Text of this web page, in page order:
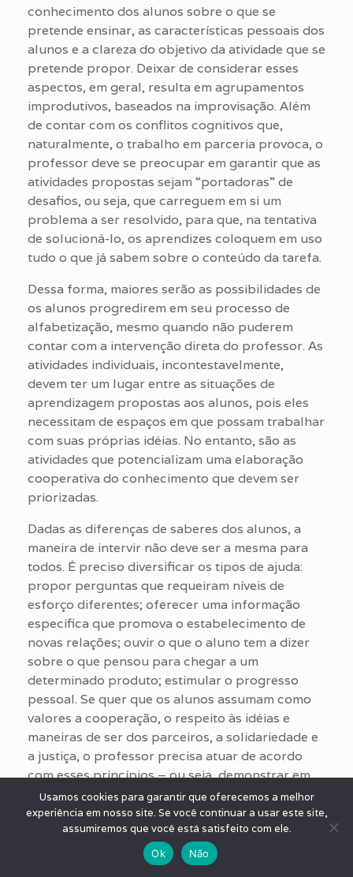
conhecimento dos alunos sobre o que se
pretende ensinar, as características pessoais dos
alunos e a clareza do objetivo da atividade que se
pretende propor. Deixar de considerar esses
aspectos, em geral, resulta em agrupamentos
improdutivos, baseados na improvisação. Além
de contar com os conflitos cognitivos que,
naturalmente, o trabalho em parceria provoca, o
professor deve se preocupar em garantir que as
atividades propostas sejam “portadoras” de
desafios, ou seja, que carreguem em si um
problema a ser resolvido, para que, na tentativa
de solucioná-lo, os aprendizes coloquem em uso
tudo o que já sabem sobre o conteúdo da tarefa.
Dessa forma, maiores serão as possibilidades de
os alunos progredirem em seu processo de
alfabetização, mesmo quando não puderem
contar com a intervenção direta do professor. As
atividades individuais, incontestavelmente,
devem ter um lugar entre as situações de
aprendizagem propostas aos alunos, pois eles
necessitam de espaços em que possam trabalhar
com suas próprias idéias. No entanto, são as
atividades que potencializam uma elaboração
cooperativa do conhecimento que devem ser
priorizadas.
Dadas as diferenças de saberes dos alunos, a
maneira de intervir não deve ser a mesma para
todos. É preciso diversificar os tipos de ajuda:
propor perguntas que requeiram níveis de
esforço diferentes; oferecer uma informação
específica que promova o estabelecimento de
novas relações; ouvir o que o aluno tem a dizer
sobre o que pensou para chegar a um
determinado produto; estimular o progresso
pessoal. Se quer que os alunos assumam como
valores a cooperação, o respeito às idéias e
maneiras de ser dos parceiros, a solidariedade e
a justiça, o professor precisa atuar de acordo
com esses princípios – ou seja, demonstrar em
sala de aula atitudes de cooperação, de justiça,
de solidariedade etc. – e criar um ambiente que
traduza os valores que pretende ensinar. Assim,
por exemplo, se a cooperação é um dos valores
a ser ensinado, não basta discursar sobre o que
Usamos cookies para garantir que oferecemos a melhor
experiência em nosso site. Se você continuar a usar este site,
assumiremos que você está satisfeito com ele.
Ok Não